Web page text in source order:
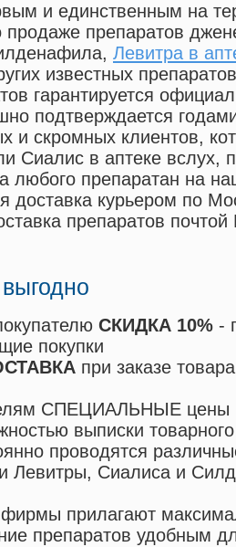
и единственным на
продаже препаратов
, Левитра в
известных препаратов
гарантируется
подтверждается
и скромных клиентов,
Сиалис в аптеке вслух,
любого препаратан на
доставка курьером по
препаратов
СКИДКА 10% -
покупки
при заказе
СПЕЦИАЛЬНЫЕ цены
выписки
проводятся
Левитры, Сиалиса и
прилагают
препаратов удобным